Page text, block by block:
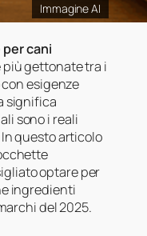
Immagine AI
cani
gettonate tra i
esigenze
significa
sono i reali
questo articolo
optare per
ingredienti
del 2025.